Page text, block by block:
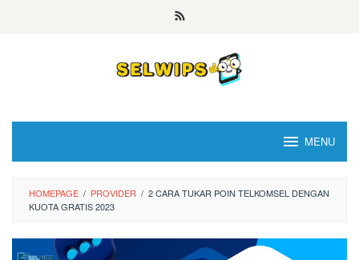
MENU
HOMEPAGE / PROVIDER / 2 CARA TUKAR POIN TELKOMSEL DENGAN
KUOTA GRATIS 2023